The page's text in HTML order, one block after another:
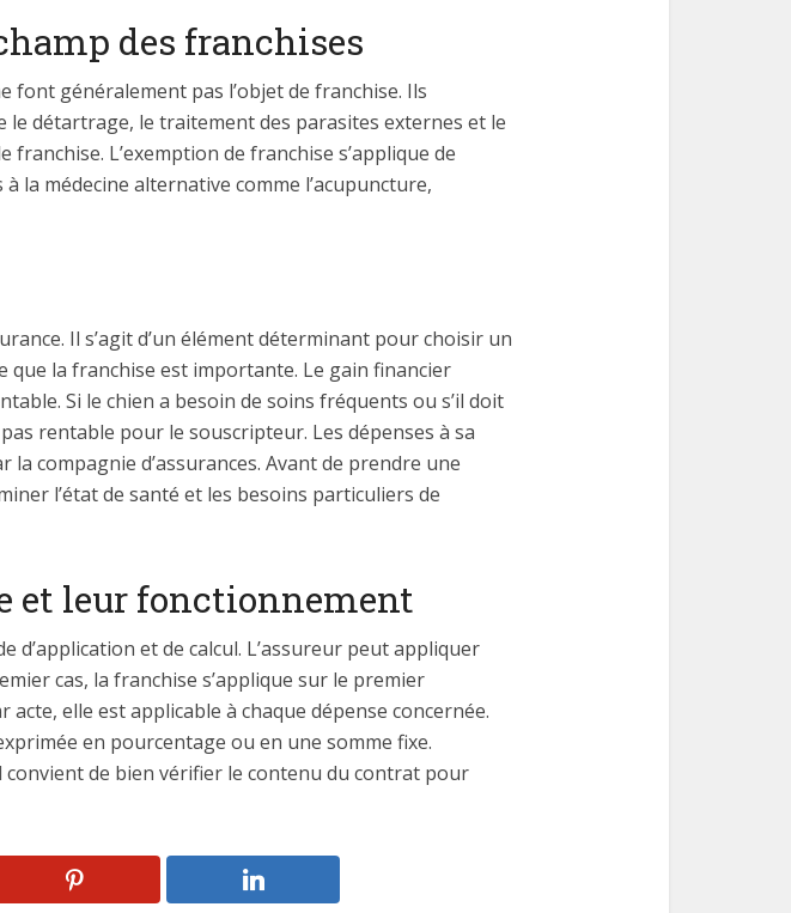
des franchises
font généralement pas l’objet de franchise. Ils
détartrage, le traitement des parasites externes et le
L’exemption de franchise s’applique de
la médecine alternative comme l’acupuncture,
Il s’agit d’un élément déterminant pour choisir un
que la franchise est importante. Le gain financier
Si le chien a besoin de soins fréquents ou s’il doit
rentable pour le souscripteur. Les dépenses à sa
compagnie d’assurances. Avant de prendre une
l’état de santé et les besoins particuliers de
et leur fonctionnement
et de calcul. L’assureur peut appliquer
cas, la franchise s’applique sur le premier
elle est applicable à chaque dépense concernée.
en pourcentage ou en une somme fixe.
convient de bien vérifier le contenu du contrat pour